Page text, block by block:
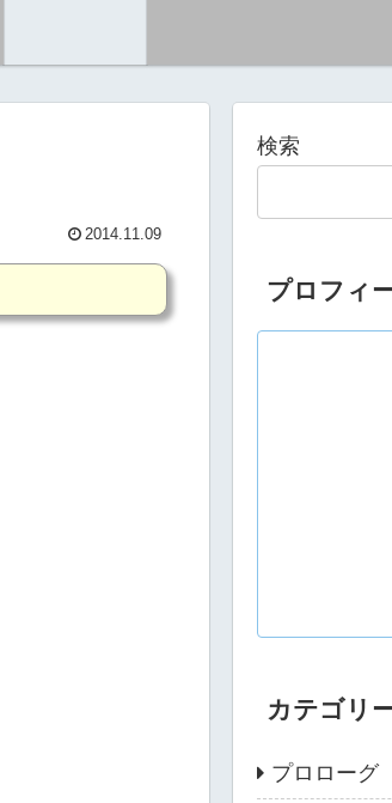
2014.11.09
検索
プロフィ
カテゴリ
プロローグ